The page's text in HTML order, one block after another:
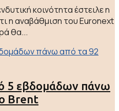
κοινότητα έστειλε η
η αναβάθμιση του Euronext
θα...
5 εβδομάδων πάνω
Brent